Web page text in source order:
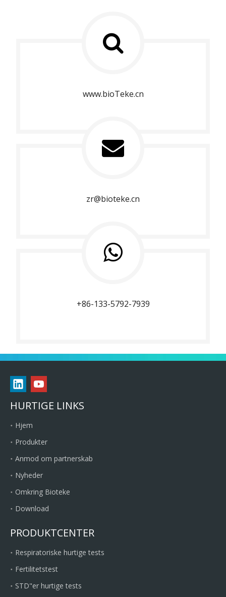
www.bioTeke.cn
zr@bioteke.cn
+86-133-5792-7939
HURTIGE LINKS
Hjem
Produkter
Anmod om partnerskab
Nyheder
Omkring Bioteke
Download
PRODUKTCENTER
Respiratoriske hurtige tests
Fertilitetstest
STD"er hurtige tests